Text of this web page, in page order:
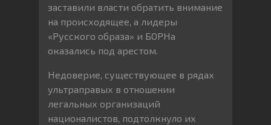
заставили власти обратить внимание
на происходящее, а лидеры
«Русского образа» и БОРНа
оказались под арестом.
Недоверие, существующее в рядах
ультраправых в отношении
легальных организаций
националистов, подтолкнуло их